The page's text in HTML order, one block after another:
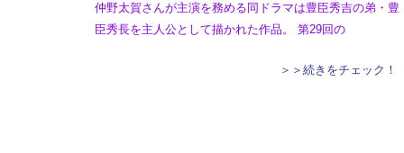
仲野太賀さんが主演を務める同ドラマは豊臣秀吉の弟・豊
臣秀長を主人公として描かれた作品。 第29回の
＞＞続きをチェック！